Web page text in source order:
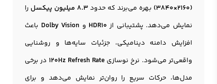
(3840×2160) بهره می‌برند که حدود8.3 میلیون پیکسل
را
نمایش می‌دهد. پشتیبانی از HDR10 و Dolby Vision باعث
افزایش دامنه دینامیکی، جزئیات سایه‌ها و روشنایی
واقعی‌تر می‌شود. نرخ نوسازی 120Hz Refresh Rate در برخی
مدل‌ها، حرکات سریع را روان‌تر نمایش می‌دهد و برای